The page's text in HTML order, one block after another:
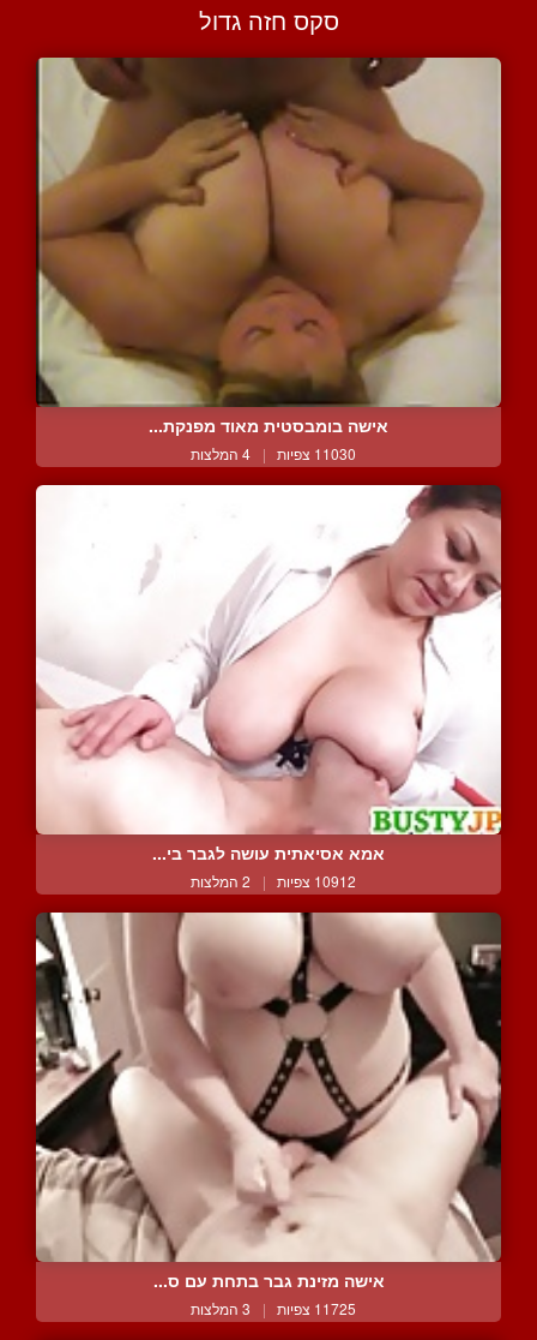
סקס חזה גדול
אישה בומבסטית מאוד מפנקת...
11030 צפיות | 4 המלצות
אמא אסיאתית עושה לגבר בי...
10912 צפיות | 2 המלצות
אישה מזינת גבר בתחת עם ס...
11725 צפיות | 3 המלצות